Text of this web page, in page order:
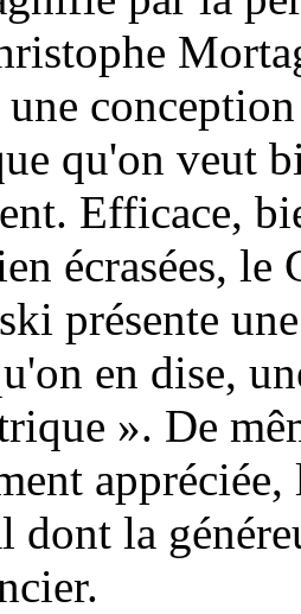
une
qu'on veut
Efficace,
écrasées,
présente
en dise,
». De
dont la